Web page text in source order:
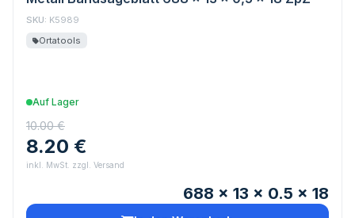
SKU: K5989
Ortatools
Auf Lager
10.00 €
8.20 €
inkl. MwSt. zzgl. Versand
688 x 13 x 0.5 x 18